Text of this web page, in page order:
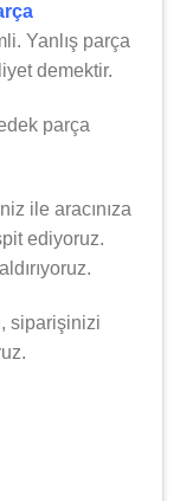
Yanlış parça
demektir.
parça
ile aracınıza
ediyoruz.
siparişinizi